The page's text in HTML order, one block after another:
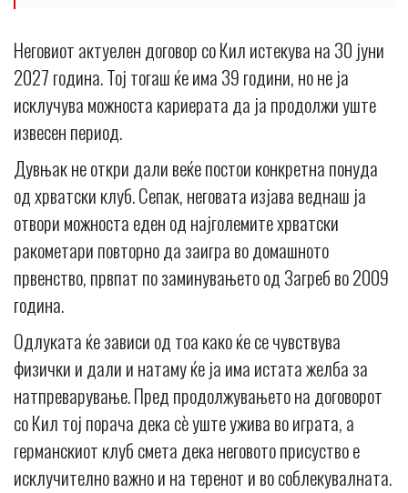
Неговиот актуелен договор со Кил истекува на 30 јуни
2027 година. Тој тогаш ќе има 39 години, но не ја
исклучува можноста кариерата да ја продолжи уште
извесен период.
Дувњак не откри дали веќе постои конкретна понуда
од хрватски клуб. Сепак, неговата изјава веднаш ја
отвори можноста еден од најголемите хрватски
ракометари повторно да заигра во домашното
првенство, првпат по заминувањето од Загреб во 2009
година.
Одлуката ќе зависи од тоа како ќе се чувствува
физички и дали и натаму ќе ја има истата желба за
натпреварување. Пред продолжувањето на договорот
со Кил тој порача дека сè уште ужива во играта, а
германскиот клуб смета дека неговото присуство е
исклучително важно и на теренот и во соблекувалната.